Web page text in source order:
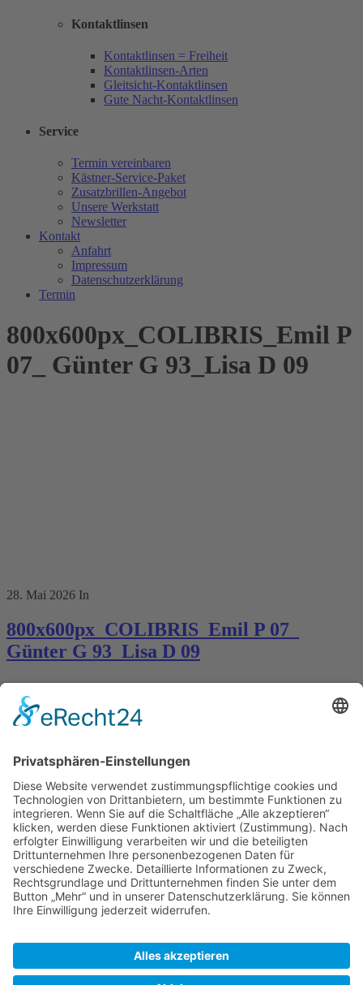
Kontaktlinsen
Kontaktlinsen = Freiheit
Kontaktlinsen-Arten
Gleitsicht-Kontaktlinsen
Gute Nacht-Kontaktlinsen
Service
Termin vereinbaren
Kästner-Service-Paket
Zusatzbrillen-Angebot
Unsere Werkstatt
Newsletter
Kontakt
Anfahrt
Impressum
Datenschutzerklärung
Termin
800x600px_COLIBRIS_Emil P
07_ Günter G 93_Lisa D 09
28. Mai 2026 In
800x600px_COLIBRIS_Emil P 07_
Günter G 93_Lisa D 09
Kontakt
Königstraße 28
70173 Stuttgart
T: 0711 29 39 20
kontakt@kaestner-stuttgart.de
Unsere Öffnungszeiten
Montag bis Samstag:
10:00 Uhr – 19:00 Uhr
Pflichtangaben
Impressum
Datenschutzerklärung
Kontakt